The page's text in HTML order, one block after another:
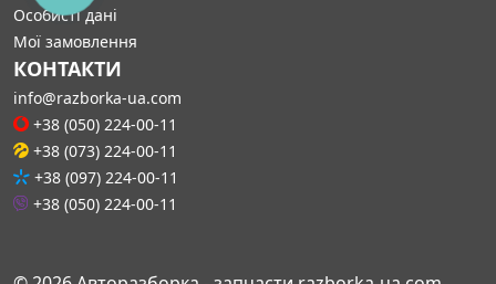
Особисті дані
Мої замовлення
КОНТАКТИ
info@razborka-ua.com
+38 (050) 224-00-11
+38 (073) 224-00-11
+38 (097) 224-00-11
+38 (050) 224-00-11